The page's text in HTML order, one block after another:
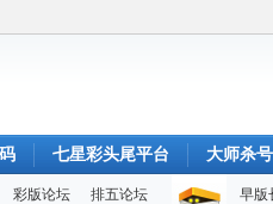
七星彩头尾平台 大师杀号
彩版论坛
排五论坛
早版